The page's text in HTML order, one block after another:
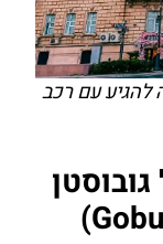
להגיע עם רכב